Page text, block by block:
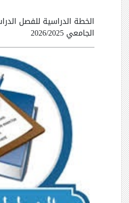
الخطة الدراسية للفصل
الجامعي 2026/2025